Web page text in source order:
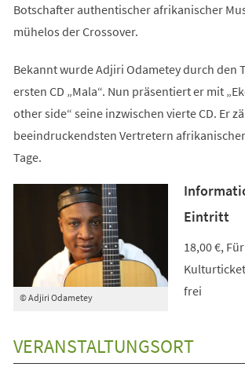
Botschafter authentischer afrikanischer
mühelos der Crossover.
Bekannt wurde Adjiri Odametey durch den
ersten CD „Mala“. Nun präsentiert er mit
other side“ seine inzwischen vierte CD. Er
beeindruckendsten Vertretern
Tage.
© Adjiri Odametey
Eintritt
18,00 €,
frei
VERANSTALTUNGSORT